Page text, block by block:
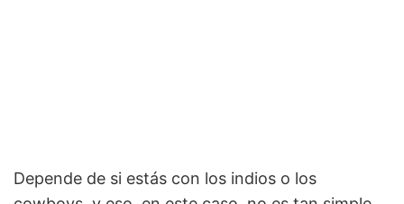
Depende de si estás con los indios o los